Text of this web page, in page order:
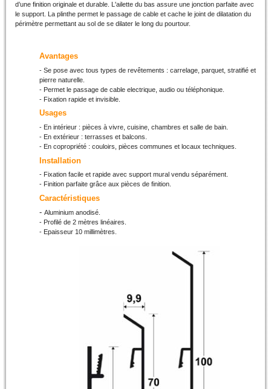
d’une finition originale et durable. L'ailette du bas assure une jonction parfaite avec
le support. La plinthe permet le passage de cable et cache le joint de dilatation du
périmètre permettant au sol de se dilater le long du pourtour.
Avantages
- Se pose avec tous types de revêtements : carrelage, parquet, stratifié et
pierre naturelle.
- Permet le passage de cable electrique, audio ou téléphonique.
- Fixation rapide et invisible.
Usages
- En intérieur : pièces à vivre, cuisine, chambres et salle de bain.
- En extérieur : terrasses et balcons.
- En copropriété : couloirs, pièces communes et locaux techniques.
Installation
- Fixation facile et rapide avec support mural vendu séparément
- Finition parfaite grâce aux pièces de finition.
Caractéristiques
- Aluminium anodisé.
- Profilé de 2 mètres linéaires.
- Epaisseur 10 millimètres.